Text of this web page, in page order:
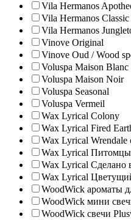
Vila Hermanos
Vila Hermanos
Vila Hermanos
Vinove Original
Vinove Oud / Wood
Voluspa Maison Blanc
Voluspa Maison Noir
Voluspa Seasonal
Voluspa Vermeil
Wax Lyrical Colony
Wax Lyrical Fired
Wax Lyrical Wrendale
Wax Lyrical Питомцы
Wax Lyrical Сделано
Wax Lyrical
WoodWick ароматы
WoodWick мини
WoodWick свечи